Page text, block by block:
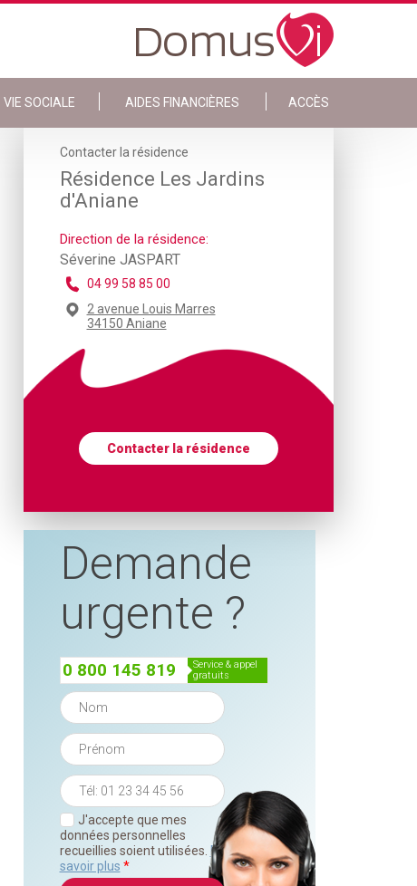
VIE SOCIALE AIDES FINANCIÈRES ACCÈS
Contacter la résidence
Résidence Les Jardins
d'Aniane
Direction de la résidence:
Séverine JASPART
04 99 58 85 00
2 avenue Louis Marres
34150 Aniane
Contacter la résidence
Demande
urgente ?
0 800 145 819
service & appel
gratuits
J'accepte que mes
données personnelles
recueillies soient utilisées. En
savoir plus *